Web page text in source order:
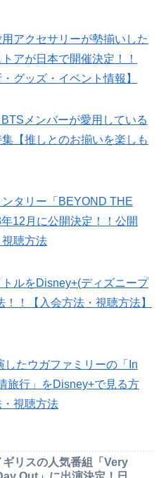
アクセサリーが勢揃いした
アが日本で開催決定！！
・グッズ・イベント情報】
BTSメンバーが愛用している
【推しとのお揃いを楽しも
タリー「BEYOND THE
12月に公開決定！！公開
視聴方法
ルをDisney+(ディズニープ
！！【入会方法・視聴方法】
したウガファミリーの「In
旅行」をDisney+で見る方
視聴方法
ギリスの人気番組「Very